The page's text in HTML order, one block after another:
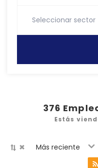
Seleccionar sector
376
Estás
× Más reciente